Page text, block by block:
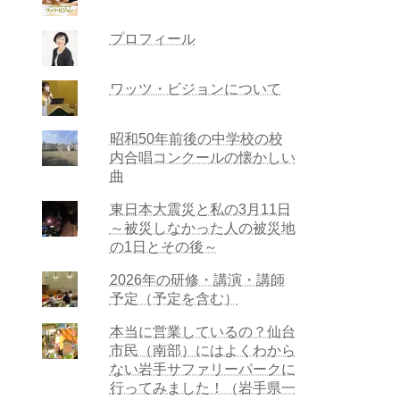
プロフィール
ワッツ・ビジョンについて
昭和50年前後の中学校の校
内合唱コンクールの懐かしい
曲
東日本大震災と私の3月11日
～被災しなかった人の被災地
の1日とその後～
2026年の研修・講演・講師
予定（予定を含む）
本当に営業しているの？仙台
市民（南部）にはよくわから
ない岩手サファリーパークに
行ってみました！（岩手県一